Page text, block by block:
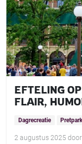
EFTELING
FLAIR,
Dagrecreatie
2 augustus 2025 door